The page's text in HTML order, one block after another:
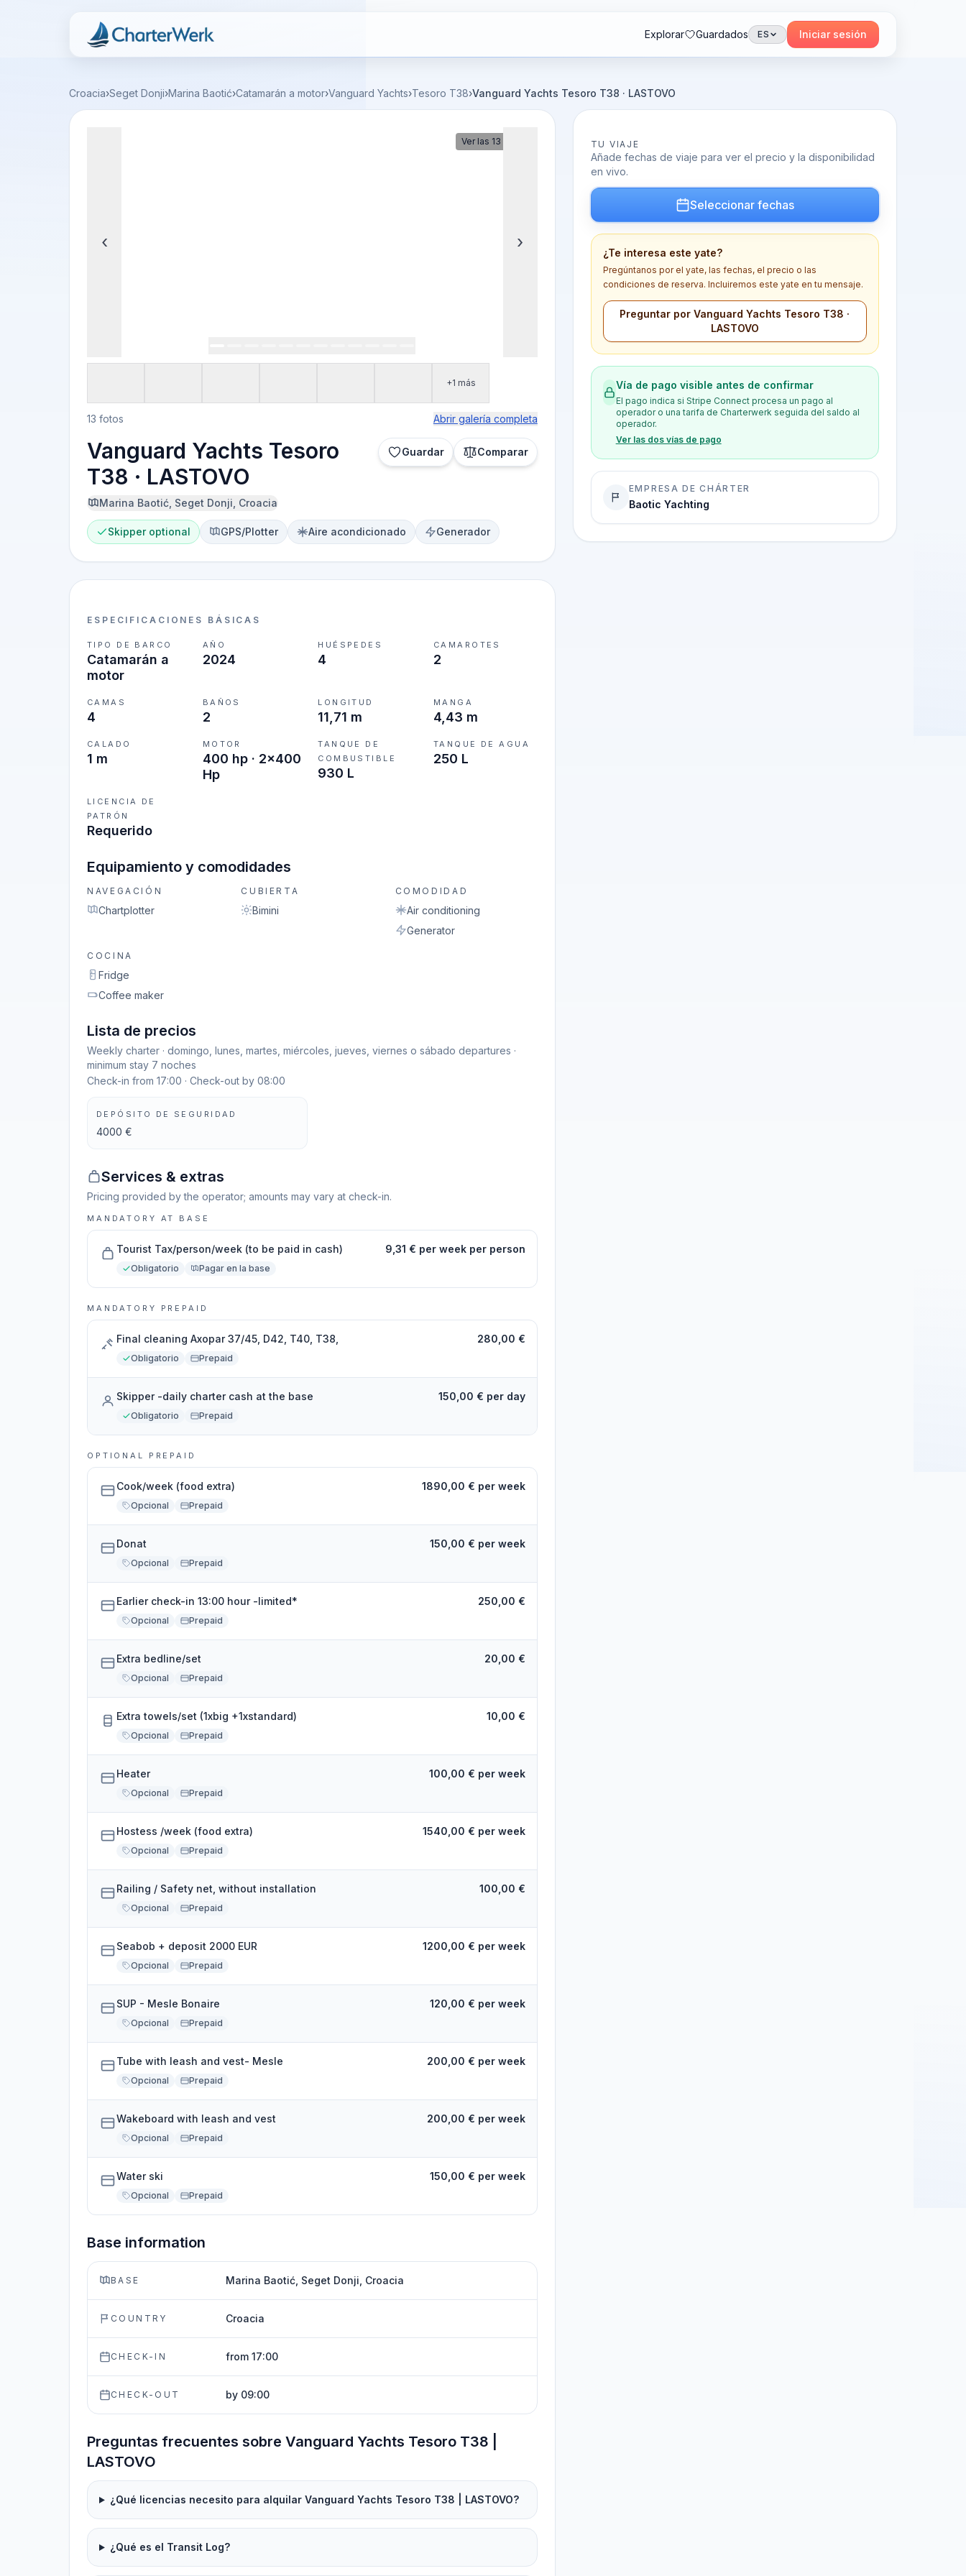
Charterwerk
Explorar Guardados ES Iniciar sesión
Croacia›Seget Donji›Marina Baotić›Catamarán a motor›Vanguard Yachts›Tesoro T38›Vanguard Yachts Tesoro T38 · LASTOVO
Ver las 13 fotos
‹ ›
+1 más
13 fotos Abrir galería completa
Vanguard Yachts Tesoro
T38 · LASTOVO
Guardar Comparar
Marina Baotić, Seget Donji, Croacia
Skipper optional GPS/Plotter Aire acondicionado Generador
ESPECIFICACIONES BÁSICAS
TIPO DE BARCO
Catamarán a
motor
AÑO
2024
HUÉSPEDES
4
CAMAROTES
2
CAMAS
4
BAÑOS
2
LONGITUD
11,71 m
MANGA
4,43 m
CALADO
1 m
MOTOR
400 hp · 2x400
Hp
TANQUE DE
COMBUSTIBLE
930 L
TANQUE DE AGUA
250 L
LICENCIA DE
PATRÓN
Requerido
Equipamiento y comodidades
NAVEGACIÓN
Chartplotter
CUBIERTA
Bimini
COMODIDAD
Air conditioning
Generator
COCINA
Fridge
Coffee maker
Lista de precios
Weekly charter · domingo, lunes, martes, miércoles, jueves, viernes o sábado departures ·
minimum stay 7 noches
Check-in from 17:00 · Check-out by 08:00
DEPÓSITO DE SEGURIDAD
4000 €
Services & extras
Pricing provided by the operator; amounts may vary at check-in.
MANDATORY AT BASE
Tourist Tax/person/week (to be paid in cash)
Obligatorio Pagar en la base
9,31 € per week per person
MANDATORY PREPAID
Final cleaning Axopar 37/45, D42, T40, T38,
Obligatorio Prepaid
280,00 €
Skipper -daily charter cash at the base
Obligatorio Prepaid
150,00 € per day
OPTIONAL PREPAID
Cook/week (food extra)
Opcional Prepaid
1890,00 € per week
Donat
Opcional Prepaid
150,00 € per week
Earlier check-in 13:00 hour -limited*
Opcional Prepaid
250,00 €
Extra bedline/set
Opcional Prepaid
20,00 €
Extra towels/set (1xbig +1xstandard)
Opcional Prepaid
10,00 €
Heater
Opcional Prepaid
100,00 € per week
Hostess /week (food extra)
Opcional Prepaid
1540,00 € per week
Railing / Safety net, without installation
Opcional Prepaid
100,00 €
Seabob + deposit 2000 EUR
Opcional Prepaid
1200,00 € per week
SUP - Mesle Bonaire
Opcional Prepaid
120,00 € per week
Tube with leash and vest- Mesle
Opcional Prepaid
200,00 € per week
Wakeboard with leash and vest
Opcional Prepaid
200,00 € per week
Water ski
Opcional Prepaid
150,00 € per week
Base information
BASE Marina Baotić, Seget Donji, Croacia
COUNTRY Croacia
CHECK-IN from 17:00
CHECK-OUT by 09:00
Preguntas frecuentes sobre Vanguard Yachts Tesoro T38 |
LASTOVO
¿Qué licencias necesito para alquilar Vanguard Yachts Tesoro T38 | LASTOVO?
¿Qué es el Transit Log?
TU VIAJE
Añade fechas de viaje para ver el precio y la disponibilidad
en vivo.
Seleccionar fechas
¿Te interesa este yate?
Pregúntanos por el yate, las fechas, el precio o las
condiciones de reserva. Incluiremos este yate en tu mensaje.
Preguntar por Vanguard Yachts Tesoro T38 ·
LASTOVO
Vía de pago visible antes de confirmar
El pago indica si Stripe Connect procesa un pago al
operador o una tarifa de Charterwerk seguida del saldo al
operador.
Ver las dos vías de pago
EMPRESA DE CHÁRTER
Baotic Yachting